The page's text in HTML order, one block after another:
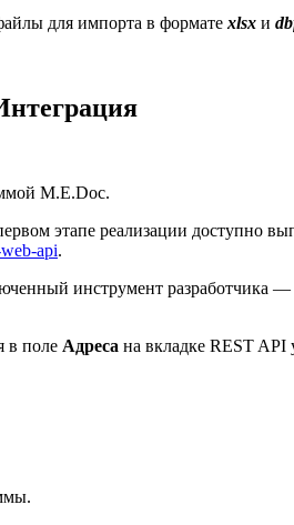
для импорта в формате xlsx и
M.E.Doc.
этапе реализации доступно
api.
инструмент разработчика —
в поле Адреса на вкладке REST API